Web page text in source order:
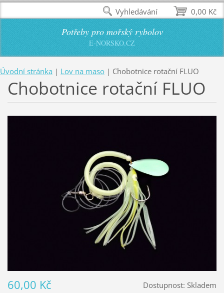
Potřeby pro mořský rybolov
E-NORSKO.CZ
Úvodní stránka | Lov na maso | Chobotnice rotační FLUO
Chobotnice rotační FLUO
Dostupnost: Skladem
60,00 Kč
0,00 Kč
Vyhledávání